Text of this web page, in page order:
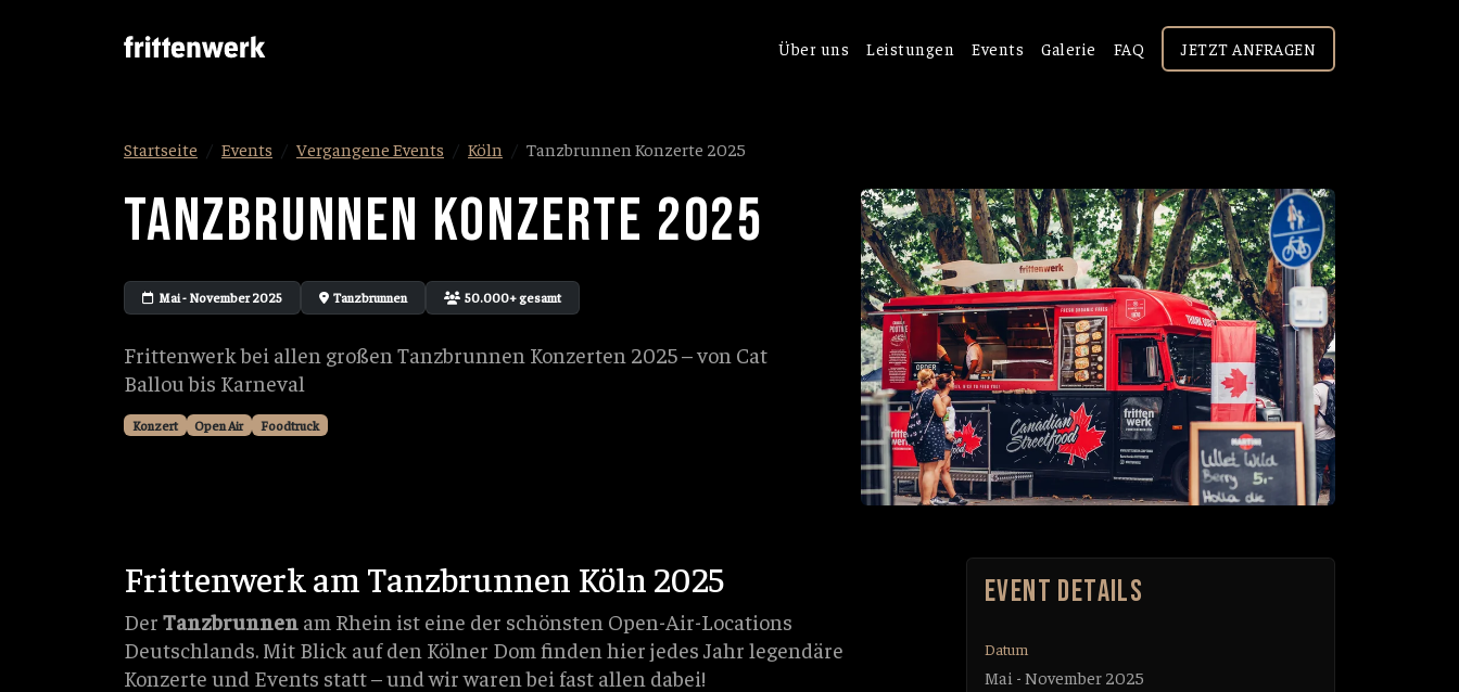
Über uns Leistungen Events Galerie FAQ JETZT ANFRAGEN
Startseite Events Vergangene Events Köln Tanzbrunnen Konzerte 2025
TANZBRUNNEN KONZERTE 2025
Mai - November 2025 Tanzbrunnen 50.000+ gesamt
Frittenwerk bei allen großen Tanzbrunnen Konzerten 2025 – von Cat
Ballou bis Karneval
Konzert Open Air Foodtruck
Frittenwerk am Tanzbrunnen Köln 2025
Der Tanzbrunnen am Rhein ist eine der schönsten Open-Air-Locations
Deutschlands. Mit Blick auf den Kölner Dom finden hier jedes Jahr legendäre
Konzerte und Events statt – und wir waren bei fast allen dabei!
EVENT DETAILS
Datum
Mai - November 2025